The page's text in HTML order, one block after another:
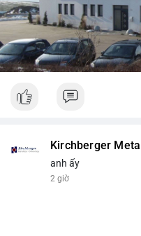
Kirchberger Metall
anh ấy
2 giờ